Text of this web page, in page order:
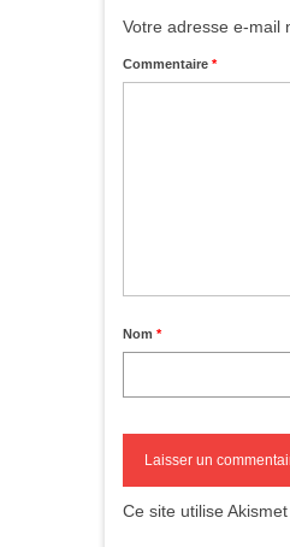
Votre adresse e-mail
Commentaire *
Nom *
Ce site utilise